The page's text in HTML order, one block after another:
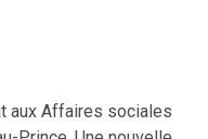
aux Affaires sociales